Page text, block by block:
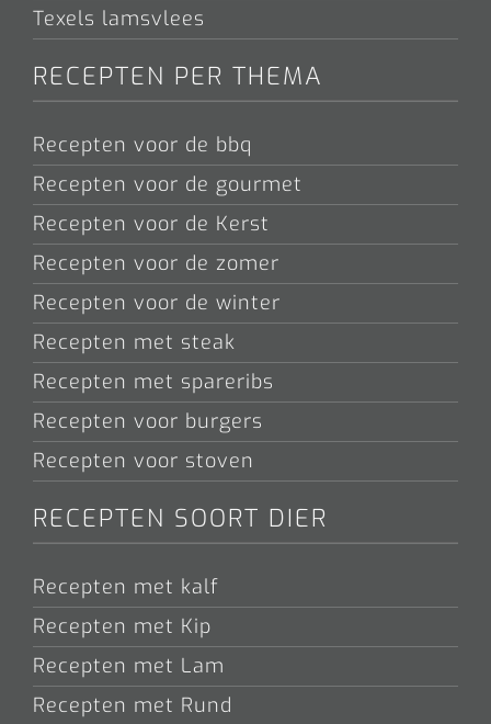
Texels lamsvlees
RECEPTEN PER THEMA
Recepten voor de bbq
Recepten voor de gourmet
Recepten voor de Kerst
Recepten voor de zomer
Recepten voor de winter
Recepten met steak
Recepten met spareribs
Recepten voor burgers
Recepten voor stoven
RECEPTEN SOORT DIER
Recepten met kalf
Recepten met Kip
Recepten met Lam
Recepten met Rund